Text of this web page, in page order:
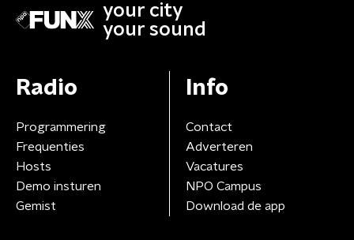
your city
your sound
Radio
Programmering
Frequenties
Hosts
Demo insturen
Gemist
Info
Contact
Adverteren
Vacatures
NPO Campus
Download de app